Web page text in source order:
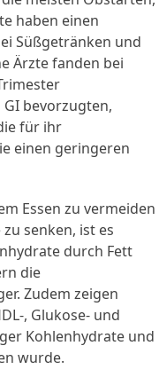
haben einen
Süßgetränken und
Ärzte fanden bei
bevorzugten,
für ihr
einen geringeren
Essen zu vermeiden
senken, ist es
durch Fett
die
Zudem zeigen
, Glukose- und
Kohlenhydrate und
wurde.